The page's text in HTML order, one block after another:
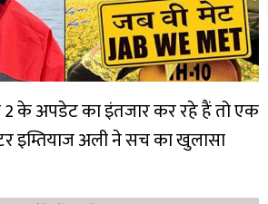
के अपडेट का इंतजार कर रहे हैं तो एक
इम्तियाज अली ने सच का खुलासा